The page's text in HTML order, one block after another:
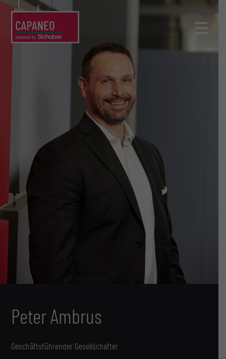
Peter Ambrus
Geschäftsführender Gesellschafter